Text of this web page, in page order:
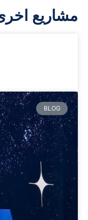
مشاريع
BLOG